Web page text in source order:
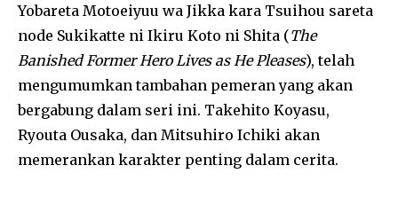
Yobareta Motoeiyuu wa Jikka kara Tsuihou sareta
node Sukikatte ni Ikiru Koto ni Shita (The
Banished Former Hero Lives as He Pleases), telah
mengumumkan tambahan pemeran yang akan
bergabung dalam seri ini. Takehito Koyasu,
Ryouta Ousaka, dan Mitsuhiro Ichiki akan
memerankan karakter penting dalam cerita.